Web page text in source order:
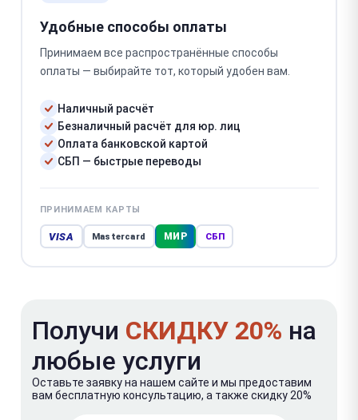
Удобные способы оплаты
Принимаем все распространённые способы
оплаты — выбирайте тот, который удобен вам.
Наличный расчёт
Безналичный расчёт для юр. лиц
Оплата банковской картой
СБП — быстрые переводы
ПРИНИМАЕМ КАРТЫ
VISA Mastercard МИР СБП
Получи СКИДКУ 20% на
любые услуги
Оставьте заявку на нашем сайте и мы предоставим
вам бесплатную консультацию, а также скидку 20%